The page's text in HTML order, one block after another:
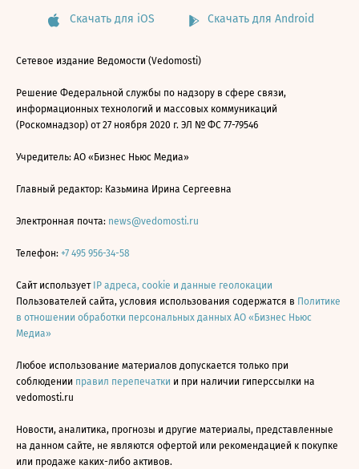
Скачать для iOS Скачать для Android
Сетевое издание Ведомости (Vedomosti)
Решение Федеральной службы по надзору в сфере связи,
информационных технологий и массовых коммуникаций
(Роскомнадзор) от 27 ноября 2020 г. ЭЛ № ФС 77-79546
Учредитель: АО «Бизнес Ньюс Медиа»
Главный редактор: Казьмина Ирина Сергеевна
Электронная почта: news@vedomosti.ru
Телефон: +7 495 956-34-58
Сайт использует IP адреса, cookie и данные геолокации
Пользователей сайта, условия использования содержатся в Политике
в отношении обработки персональных данных АО «Бизнес Ньюс
Медиа»
Любое использование материалов допускается только при
соблюдении правил перепечатки и при наличии гиперссылки на
vedomosti.ru
Новости, аналитика, прогнозы и другие материалы, представленные
на данном сайте, не являются офертой или рекомендацией к покупке
или продаже каких-либо активов.